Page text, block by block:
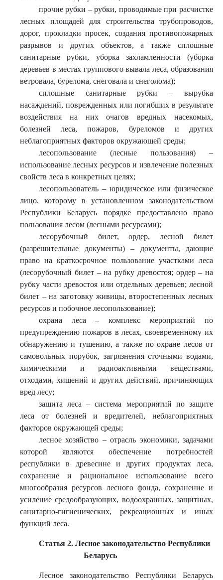
прочие рубки – рубки, проводимые при расчистке
лесных площадей для строительства трубопроводов,
дорог, прокладки просек, создания противопожарных
разрывов и других объектов, а также сплошные
санитарные рубки, уборка захламленности (уборка
деревьев в местах группового вывала леса, образования
ветровала, бурелома, снеговала и снеголома);
сплошные санитарные рубки – вырубка
насаждений, поврежденных или погибших в результате
воздействия на них очагов вредных насекомых,
болезней леса, пожаров, буреломов и других
неблагоприятных факторов окружающей среды;
лесопользование (лесные пользования) –
использование лесных ресурсов и извлечение полезных
свойств леса в конкретных целях;
лесопользователь – юридическое или физическое
лицо, которому в установленном законодательством
Республики Беларусь порядке предоставлено право
пользования лесом (лесными ресурсами);
лесорубочный билет, ордер, лесной билет
(разрешительные документы) – документы, дающие
право на краткосрочное пользование участками леса
(лесорубочный билет – на рубку древостоя; ордер – на
рубку части древостоя или отдельных деревьев; лесной
билет – на заготовку живицы, второстепенных лесных
ресурсов и побочное лесопользование);
охрана леса – комплекс мероприятий по
предупреждению пожаров в лесах, своевременному их
обнаружению и тушению, а также по охране лесов от
самовольных порубок, загрязнения сточными водами,
химическими и радиоактивными веществами,
отходами, хищений и других действий, причиняющих
вред лесу;
защита леса – система мероприятий по защите
леса от болезней и вредителей, неблагоприятных
факторов окружающей среды;
лесное хозяйство – отрасль экономики, задачами
которой являются обеспечение потребностей
республики в древесине и других продуктах леса,
сохранение и рациональное использование всего
многообразия ресурсов лесного фонда, сохранение и
усиление средообразующих, водоохранных, защитных,
санитарно-гигиенических, рекреационных и иных
функций леса.
Статья 2. Лесное законодательство Республики
Беларусь
Лесное законодательство Республики Беларусь